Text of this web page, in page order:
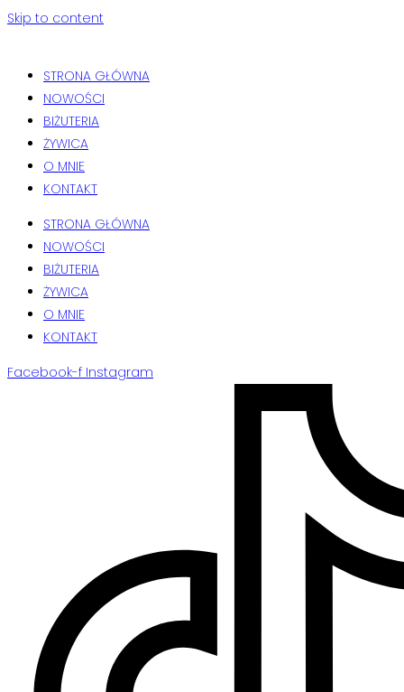
Skip to content
STRONA GŁÓWNA
NOWOŚCI
BIŻUTERIA
ŻYWICA
O MNIE
KONTAKT
STRONA GŁÓWNA
NOWOŚCI
BIŻUTERIA
ŻYWICA
O MNIE
KONTAKT
Facebook-f Instagram